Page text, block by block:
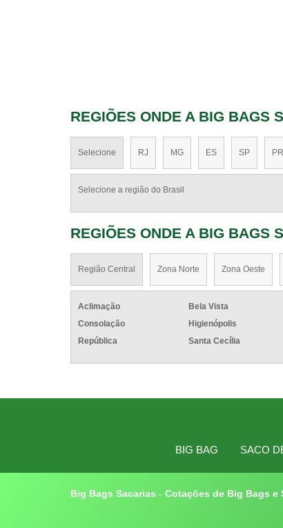
REGIÕES ONDE A BIG BAGS
Selecione RJ MG ES SP PR
Selecione a região do Brasil
REGIÕES ONDE A BIG BAGS
Região Central Zona Norte Zona Oeste
Aclimação Bela Vista
Consolação
Higienópolis
República
Santa Cecília
BIG BAG SACO
Big Bags Sacarias - Cotações de Big Bags